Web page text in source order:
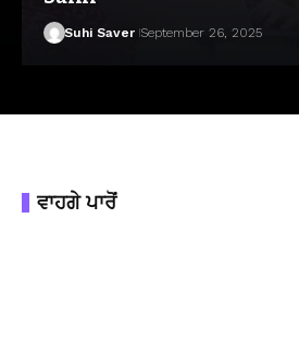
Suhi Saver September 26, 2025
ਵਾਹਗੇ ਪਾਰੋਂ